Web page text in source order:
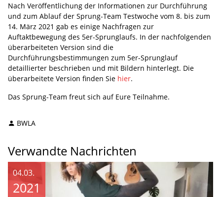
Nach Veröffentlichung der Informationen zur Durchführung
und zum Ablauf der Sprung-Team Testwoche vom 8. bis zum
14. März 2021 gab es einige Nachfragen zur
Auftaktbewegung des 5er-Sprunglaufs. In der nachfolgenden
überarbeiteten Version sind die
Durchführungsbestimmungen zum 5er-Sprunglauf
detaillierter beschrieben und mit Bildern hinterlegt. Die
überarbeitete Version finden Sie hier.
Das Sprung-Team freut sich auf Eure Teilnahme.
BWLA
Verwandte Nachrichten
04.03.
2021